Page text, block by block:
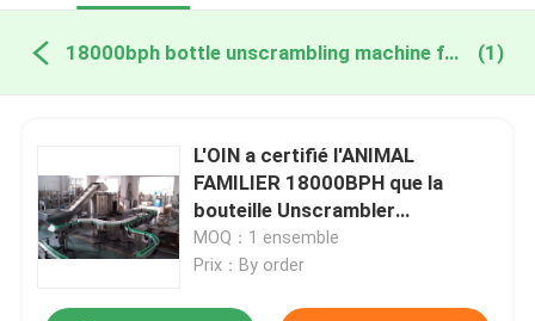
18000bph bottle unscrambling machine fabrication en ligne (1)
L'OIN a certifié l'ANIMAL
FAMILIER 18000BPH que la
bouteille Unscrambler
automatique déchiffrent la
machine
MOQ：1 ensemble
Prix：By order